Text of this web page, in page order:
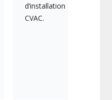
d’installation et
CVAC.